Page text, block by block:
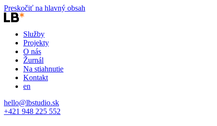
Preskočiť na hlavný obsah
Služby
Projekty
O nás
Žurnál
Na stiahnutie
Kontakt
en
hello@lbstudio.sk
+421 948 225 552